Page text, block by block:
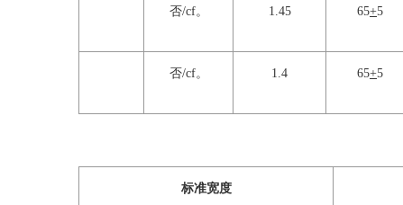
否/cf。 1.45 65+5
否/cf。 1.4 65+5
标准宽度